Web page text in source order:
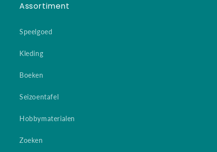
Assortiment
Speelgoed
Kleding
Boeken
Seizoentafel
Hobbymaterialen
Zoeken